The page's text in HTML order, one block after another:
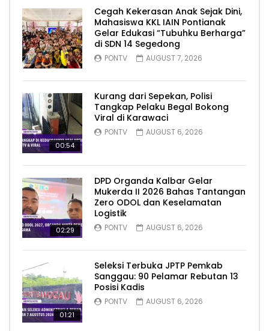
Cegah Kekerasan Anak Sejak Dini,
Mahasiswa KKL IAIN Pontianak
Gelar Edukasi “Tubuhku Berharga”
di SDN 14 Segedong
PONTV AUGUST 7, 2026
00:54
Kurang dari Sepekan, Polisi
Tangkap Pelaku Begal Bokong
Viral di Karawaci
PONTV AUGUST 6, 2026
02:29
DPD Organda Kalbar Gelar
Mukerda II 2026 Bahas Tantangan
Zero ODOL dan Keselamatan
Logistik
PONTV AUGUST 6, 2026
01:21
Seleksi Terbuka JPTP Pemkab
Sanggau: 90 Pelamar Rebutan 13
Posisi Kadis
PONTV AUGUST 6, 2026